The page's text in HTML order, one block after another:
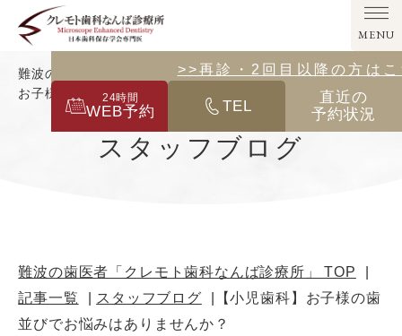
難波の歯医者「クレモト歯科なんば診療所」｜【小児歯科】
お子様の歯並びでお悩みはありませんか？
スタッフブログ
難波の歯医者「クレモト歯科なんば診療所」 TOP
記事一覧
スタッフブログ
【小児歯科】お子様の歯
並びでお悩みはありませんか？
MENU
WEB予約
24時間 TEL
直近の
予約状況
>>その他の診療メニューは
>>再診・2回目以降の方は